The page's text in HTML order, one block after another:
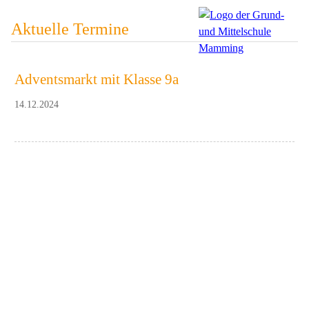
Aktuelle Termine
Adventsmarkt mit Klasse 9a
14.12.2024